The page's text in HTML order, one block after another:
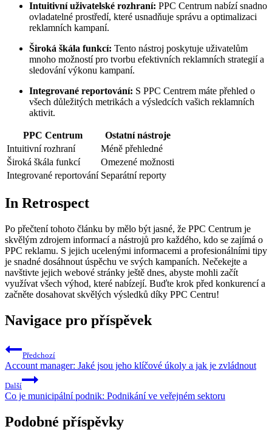
Intuitivní uživatelské rozhraní: PPC Centrum nabízí snadno
ovladatelné prostředí, které usnadňuje správu a optimalizaci
reklamních kampaní.
Široká škála funkcí: Tento nástroj poskytuje uživatelům
mnoho možností pro tvorbu efektivních reklamních strategií a
sledování výkonu kampaní.
Integrované reportování: S PPC Centrem máte přehled o
všech důležitých metrikách a výsledcích vašich reklamních
aktivit.
PPC Centrum
Ostatní nástroje
Intuitivní rozhraní
Méně přehledné
Široká škála funkcí
Omezené možnosti
Integrované reportování Separátní reporty
In Retrospect
Po přečtení tohoto článku by mělo být jasné, že PPC Centrum je
skvělým zdrojem informací a nástrojů pro každého, kdo se zajímá o
PPC reklamu. S jejich ucelenými informacemi a profesionálními tipy
je snadné dosáhnout úspěchu ve svých kampaních. Nečekejte a
navštivte jejich webové stránky ještě dnes, abyste mohli začít
využívat všech výhod, které nabízejí. Buďte krok před konkurencí a
začněte dosahovat skvělých výsledků díky PPC Centru!
Navigace pro příspěvek
Předchozí
Account manager: Jaké jsou jeho klíčové úkoly a jak je zvládnout
Další
Co je municipální podnik: Podnikání ve veřejném sektoru
Podobné příspěvky